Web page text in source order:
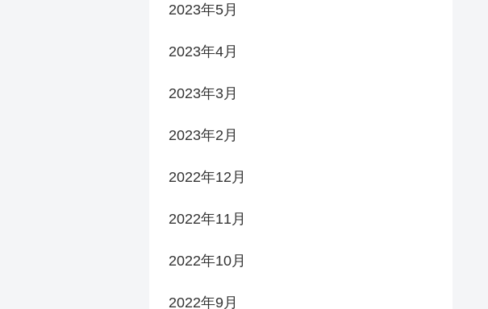
2023年5月
2023年4月
2023年3月
2023年2月
2022年12月
2022年11月
2022年10月
2022年9月